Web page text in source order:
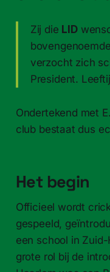
Zij die LID
verzocht zich
President.
Ondertekend met
club bestaat dus
Het begin
Officieel wordt
gespeeld,
een school in
grote rol bij de